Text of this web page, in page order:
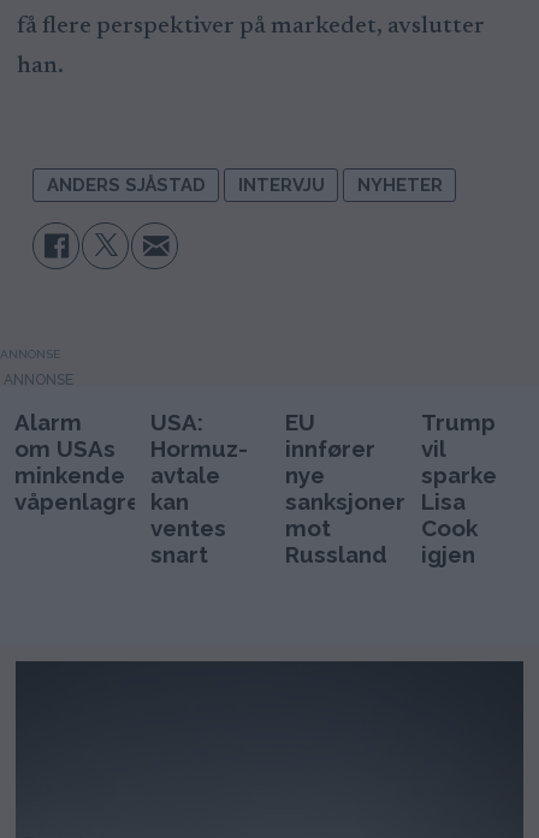
få flere perspektiver på markedet, avslutter
han.
ANDERS SJÅSTAD INTERVJU NYHETER
ANNONSE
Alarm
om USAs
minkende
våpenlagre
USA:
Hormuz-
avtale
kan
ventes
snart
EU
innfører
nye
sanksjoner
mot
Russland
Trump
vil
sparke
Lisa
Cook
igjen